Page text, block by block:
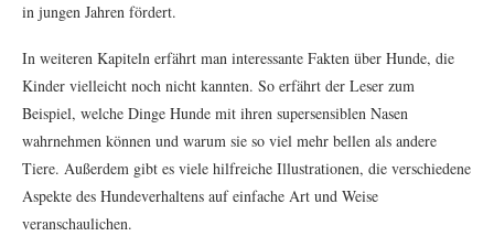
in jungen Jahren fördert.
In weiteren Kapiteln erfährt man interessante Fakten über Hunde, die
Kinder vielleicht noch nicht kannten. So erfährt der Leser zum
Beispiel, welche Dinge Hunde mit ihren supersensiblen Nasen
wahrnehmen können und warum sie so viel mehr bellen als andere
Tiere. Außerdem gibt es viele hilfreiche Illustrationen, die verschiedene
Aspekte des Hundeverhaltens auf einfache Art und Weise
veranschaulichen.